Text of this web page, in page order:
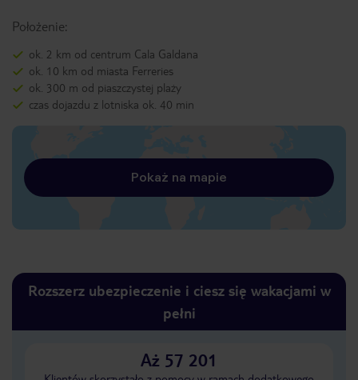
Położenie:
ok. 2 km od centrum Cala Galdana
ok. 10 km od miasta Ferreries
ok. 300 m od piaszczystej plaży
czas dojazdu z lotniska ok. 40 min
Pokaż na mapie
Rozszerz ubezpieczenie i ciesz się wakacjami w
pełni
Aż 57 201